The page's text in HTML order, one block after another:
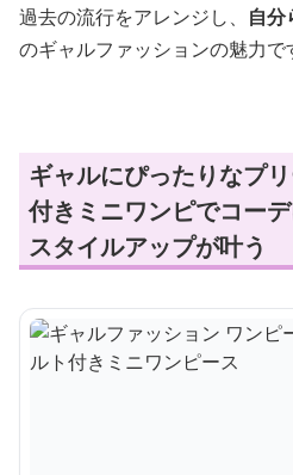
過去の流行をアレンジし、 自分
のギャルファッションの魅力で
ギャルにぴったりなプ
付きミニワンピでコー
スタイルアップが叶う